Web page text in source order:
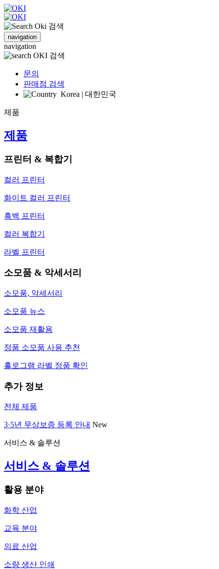
검색
navigation
navigation
검색
문의
판매점 검색
Korea | 대한민국
제품
제품
프린터 & 복합기
컬러 프린터
화이트 컬러 프린터
흑백 프린터
컬러 복합기
라벨 프린터
소모품 & 악세서리
소모품, 악세서리
소모품 뉴스
소모품 재활용
정품 소모품 사용 추천
홀로그램 라벨 정품 확인
추가 정보
전체 제품
3·5년 무상보증 등록 안내 New
서비스 & 솔루션
서비스 & 솔루션
활용 분야
화학 산업
교육 분야
의료 산업
소량 생산 인쇄